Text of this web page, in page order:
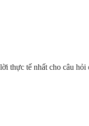
thực tế nhất cho câu hỏi